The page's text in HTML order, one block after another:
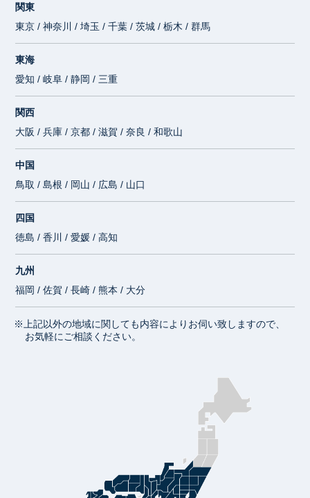
関東
東京 / 神奈川 / 埼玉 / 千葉 / 茨城 / 栃木 / 群馬
東海
愛知 / 岐阜 / 静岡 / 三重
関西
大阪 / 兵庫 / 京都 / 滋賀 / 奈良 / 和歌山
中国
鳥取 / 島根 / 岡山 / 広島 / 山口
四国
徳島 / 香川 / 愛媛 / 高知
九州
福岡 / 佐賀 / 長崎 / 熊本 / 大分
※上記以外の地域に関しても内容によりお伺い致しますので、
お気軽にご相談ください。